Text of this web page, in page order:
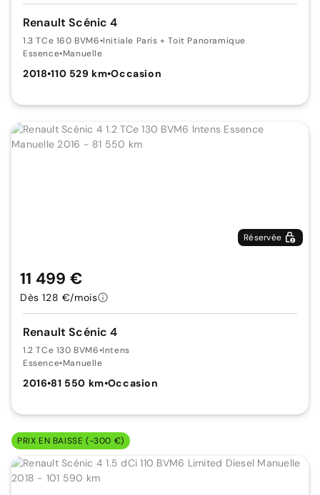
Renault Scénic 4
1.3 TCe 160 BVM6•Initiale Paris + Toit Panoramique
Essence•Manuelle
2018•110 529 km•Occasion
Réservée
Renault Scénic 4
1.2 TCe 130 BVM6•Intens
Essence•Manuelle
2016•81 550 km•Occasion
11 499 €
Dès 128 €/mois
PRIX EN BAISSE (-300 €)